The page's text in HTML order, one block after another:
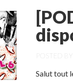
POSTED BY
Salut tout